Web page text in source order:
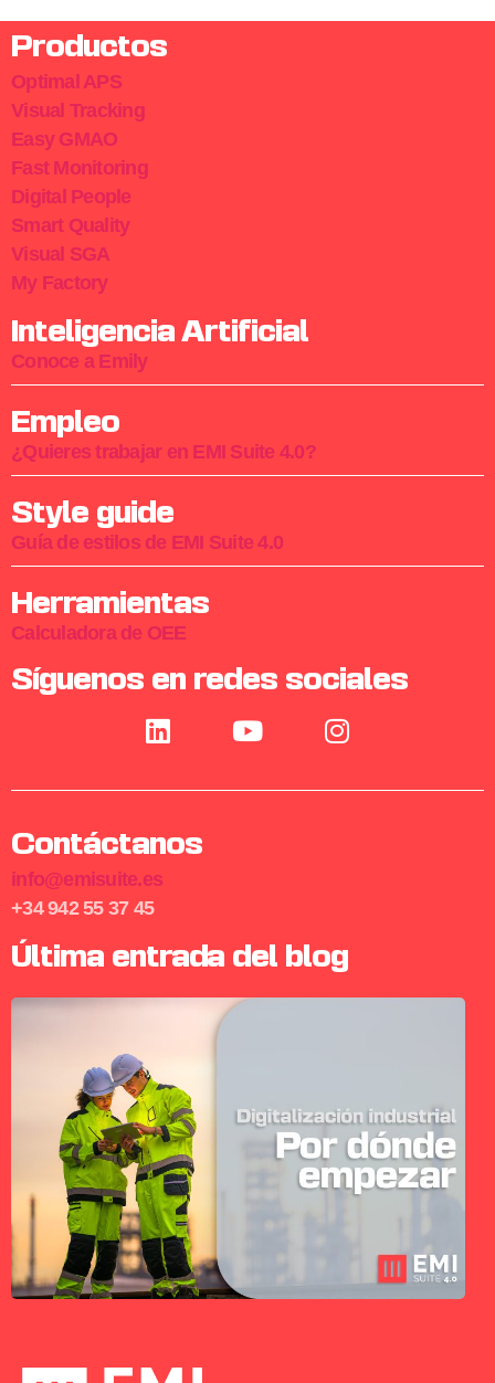
Productos
Optimal APS
Visual Tracking
Easy GMAO
Fast Monitoring
Digital People
Smart Quality
Visual SGA
My Factory
Inteligencia Artificial
Conoce a Emily
Empleo
¿Quieres trabajar en EMI Suite 4.0?
Style guide
Guía de estilos de EMI Suite 4.0
Herramientas
Calculadora de OEE
Síguenos en redes sociales
Contáctanos
info@emisuite.es
+34 942 55 37 45
Última entrada del blog